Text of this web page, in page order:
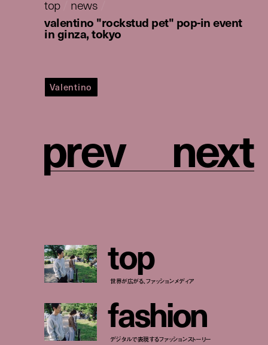
top/ news
valentino "rockstud pet" pop-in event
in ginza, tokyo
Valentino
prev next
top
世界が広がる、ファッションメディア
fashion
デジタルで表現するファッションストーリー